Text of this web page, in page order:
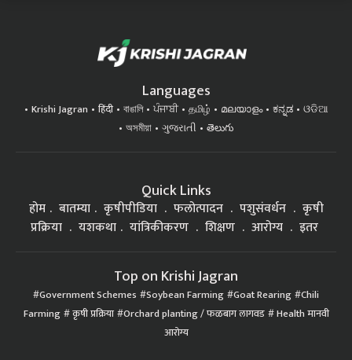
Languages
Krishi Jagran हिंदी বাঙালি ਪੰਜਾਬੀ தமிழ் മലയാളം ಕನ್ನಡ
ଓଡିଆ
অসমীয়া
ગુજરાતી తెలుగు
Quick Links
होम बातम्या कृषीपीडिया फलोत्पादन पशुसंवर्धन
कृषी
प्रक्रिया
यशकथा यांत्रिकीकरण शिक्षण आरोग्य इतर
Top on Krishi Jagran
Government Schemes Soybean Farming Goat Rearing Chili
Farming कृषी प्रक्रिया Orchard planting / फळबाग लागवड Health मानवी
आरोग्य